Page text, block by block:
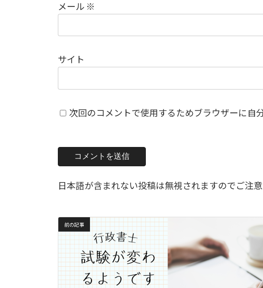
メール ※
サイト
次回のコメントで使用するためブラウザーに自
日本語が含まれない投稿は無視されますのでご注
前の記事